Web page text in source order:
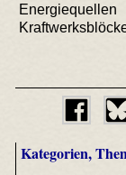
Kategorien,